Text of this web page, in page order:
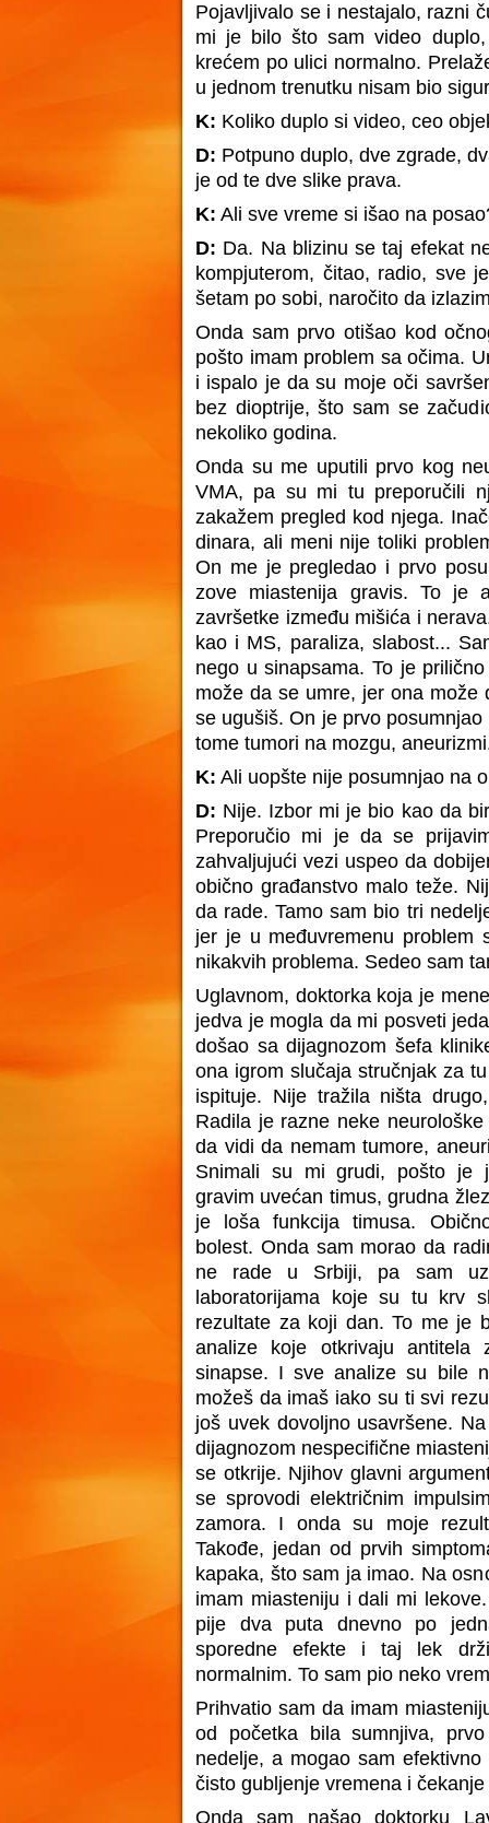
Pojavljivalo se i nestajalo, razni
mi je bilo što sam video
krećem po ulici normalno.
u jednom trenutku nisam bio
K: Koliko duplo si video, ceo
D: Potpuno duplo, dve zgrade,
je od te dve slike prava.
K: Ali sve vreme si išao na
D: Da. Na blizinu se taj efekat
kompjuterom, čitao, radio, sve
šetam po sobi, naročito da
Onda sam prvo otišao kod
pošto imam problem sa očima.
i ispalo je da su moje oči
bez dioptrije, što sam se
nekoliko godina.
Onda su me uputili prvo kog
VMA, pa su mi tu preporučili
zakažem pregled kod njega.
dinara, ali meni nije toliki
On me je pregledao i prvo
zove miastenija gravis. To je
završetke između mišića i
kao i MS, paraliza, slabost...
nego u sinapsama. To je
može da se umre, jer ona može
se ugušiš. On je prvo
tome tumori na mozgu,
K: Ali uopšte nije posumnjao na
D: Nije. Izbor mi je bio kao da
Preporučio mi je da se
zahvaljujući vezi uspeo da
obično građanstvo malo teže.
da rade. Tamo sam bio tri
jer je u međuvremenu problem
nikakvih problema. Sedeo sam
Uglavnom, doktorka koja je
jedva je mogla da mi posveti
došao sa dijagnozom šefa
ona igrom slučaja stručnjak za
ispituje. Nije tražila ništa
Radila je razne neke
da vidi da nemam tumore,
Snimali su mi grudi, pošto je
gravim uvećan timus, grudna
je loša funkcija timusa.
bolest. Onda sam morao da
ne rade u Srbiji, pa sam
laboratorijama koje su tu krv
rezultate za koji dan. To me je
analize koje otkrivaju antitela
sinapse. I sve analize su bile
možeš da imaš iako su ti svi
još uvek dovoljno usavršene.
dijagnozom nespecifične
se otkrije. Njihov glavni
se sprovodi električnim
zamora. I onda su moje
Takođe, jedan od prvih
kapaka, što sam ja imao. Na
imam miasteniju i dali mi
pije dva puta dnevno po
sporedne efekte i taj lek
normalnim. To sam pio neko
Prihvatio sam da imam
od početka bila sumnjiva,
nedelje, a mogao sam
čisto gubljenje vremena i
Onda sam našao doktorku